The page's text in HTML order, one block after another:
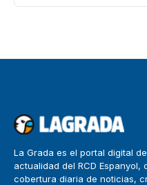
La Grada es el portal digital
actualidad del RCD
cobertura diaria de noticias,